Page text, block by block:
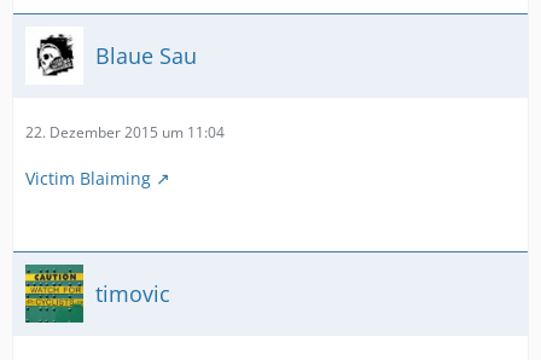
Blaue Sau
22. Dezember 2015 um 11:04
Victim Blaiming
timovic